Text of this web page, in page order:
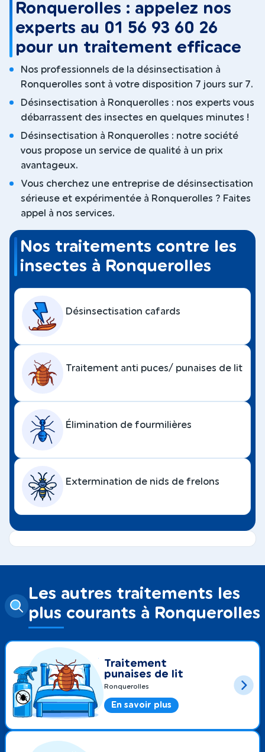
Ronquerolles : appelez nos
experts au 01 56 93 60 26
pour un traitement efficace
Nos professionnels de la désinsectisation à
Ronquerolles sont à votre disposition 7 jours sur 7.
Désinsectisation à Ronquerolles : nos experts vous
débarrassent des insectes en quelques minutes !
Désinsectisation à Ronquerolles : notre société
vous propose un service de qualité à un prix
avantageux.
Vous cherchez une entreprise de désinsectisation
sérieuse et expérimentée à Ronquerolles ? Faites
appel à nos services.
Nos traitements contre les
insectes à Ronquerolles
Désinsectisation cafards
Traitement anti puces/ punaises de lit
Élimination de fourmilières
Extermination de nids de frelons
Les autres traitements les
plus courants à Ronquerolles
Traitement
punaises de lit
Ronquerolles
En savoir plus